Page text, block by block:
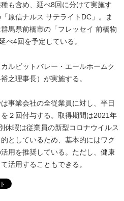
も含め、延べ8回に分けて実施す
原信ナルス サテライトDC」。ま
馬県前橋市の「フレッセイ 前橋物
べ4回を予定している。
ルビットバレー・エールホームク
之理事長）が実施する。
事業会社の全従業員に対し、半日
２回付与する。取得期間は2021年
休暇は従業員の新型コロナウイルス
としているため、基本的にはワク
用を推奨している。ただし、健康
活用することもできる。